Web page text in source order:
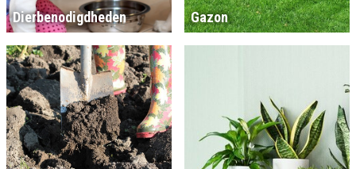
Dierbenodigdheden Gazon